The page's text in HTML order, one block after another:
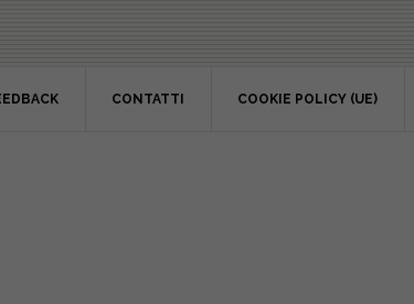
CONTATTI COOKIE POLICY (UE)